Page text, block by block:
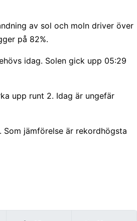
av sol och moln driver över
på 82%.
idag. Solen gick upp 05:29
upp runt 2. Idag är ungefär
jämförelse är rekordhögsta